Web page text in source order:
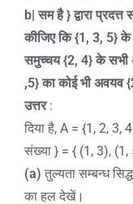
b|सम है}द्वारा प्रदत्त
कीजिए कि{1, 3, 5}के
समुच्चय{2, 4}के सभी
,5}का कोई भी अवयव
उत्तर:
दिया है, A = {1, 2,
संख्या } = { (1, 3),
(a) तुल्यता सम्बन्ध
का हल देखें।